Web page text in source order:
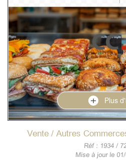
Plus
Vente / Autres
Réf : 1934 /
Mise à jour le